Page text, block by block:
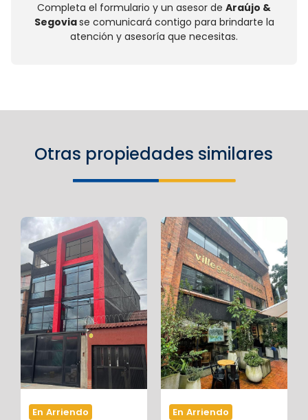
Completa el formulario y un asesor de Araújo &
Segoviase comunicará contigo para brindarte la
atención y asesoría que necesitas.
Otras propiedades similares
En Arriendo En Arriendo